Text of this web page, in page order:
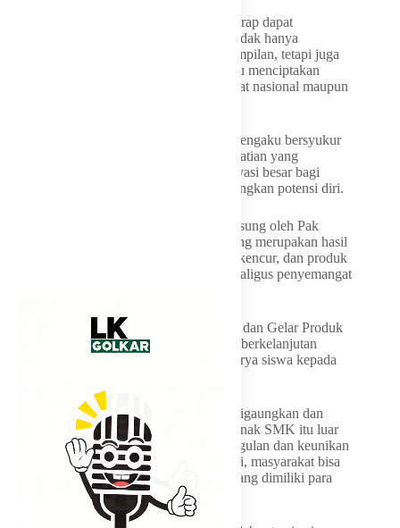
Melalui kegiatan ini, Pemprov Babel berharap dapat
mendorong lahirnya generasi muda yang tidak hanya
berprestasi di bidang akademik dan keterampilan, tetapi juga
memiliki jiwa kreatif, inovatif, serta mampu menciptakan
peluang usaha yang berdaya saing di tingkat nasional maupun
Guru SMKN 5 Pangkalpinang, Herlina, mengaku bersyukur
atas kunjungan tersebut. Menurutnya, perhatian yang
diberikan pemerintah daerah menjadi motivasi besar bagi
siswa untuk terus berkarya dan mengembangkan potensi diri.
“Alhamdulillah, stan kami dikunjungi langsung oleh Pak
Gubernur. Ia juga menikmati hidangan yang merupakan hasil
karya siswa, seperti salad sayur, minuman kencur, dan produk
lainnya. Tentu ini menjadi kebanggaan sekaligus penyemangat
Ia berharap kegiatan seperti LKS,
, dan Gelar Produk
Unggulan Pendidikan dapat digelar secara berkelanjutan
karena terbukti efektif memperkenalkan karya siswa kepada
“Kami berharap kegiatan seperti ini terus digaungkan dan
mendapat dukungan penuh. Karya-karya anak SMK itu luar
biasa. Setiap sekolah memiliki produk unggulan dan keunikan
masing-masing. Melalui kegiatan seperti ini, masyarakat bisa
melihat langsung kualitas dan kreativitas yang dimiliki para
siswa,” tuturnya.